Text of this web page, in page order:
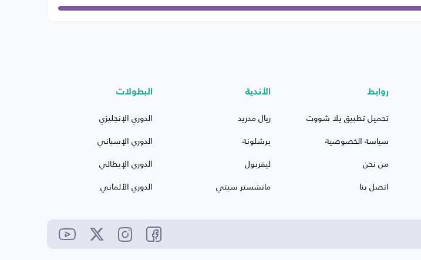
روابط
تحميل تطبيق يلا شووت
سياسة الخصوصية
من نحن
اتصل بنا
الأندية
ريال مدريد
برشلونة
ليفربول
مانشستر سيتي
البطولات
الدوري الإنجليزي
الدوري الإسباني
الدوري الإيطالي
الدوري الألماني